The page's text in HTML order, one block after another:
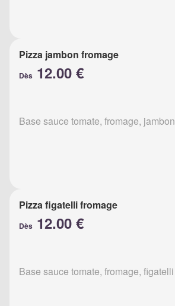
Pizza jambon fromage
Dès 12.00 €
Base sauce tomate, fromage, jambon
Pizza figatelli fromage
Dès 12.00 €
Base sauce tomate, fromage, figatelli